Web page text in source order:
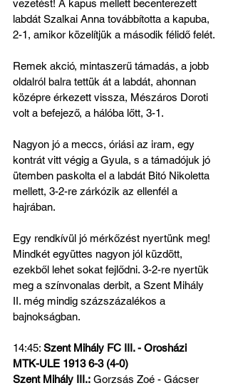
vezetést! A kapus mellett becenterezett
labdát Szalkai Anna továbbította a kapuba,
2-1, amikor közelítjük a második félidő felét.
Remek akció, mintaszerű támadás, a jobb
oldalról balra tettük át a labdát, ahonnan
középre érkezett vissza, Mészáros Doroti
volt a befejező, a hálóba lőtt, 3-1.
Nagyon jó a meccs, óriási az iram, egy
kontrát vitt végig a Gyula, s a támadójuk jó
ütemben paskolta el a labdát Bitó Nikoletta
mellett, 3-2-re zárkózik az ellenfél a
hajrában.
Egy rendkívül jó mérkőzést nyertünk meg!
Mindkét együttes nagyon jól küzdött,
ezekből lehet sokat fejlődni. 3-2-re nyertük
meg a színvonalas derbit, a Szent Mihály
II. még mindig százszázalékos a
bajnokságban.
14:45: Szent Mihály FC III. - Orosházi
MTK-ULE 1913 6-3 (4-0)
Szent Mihály III.: Gorzsás Zoé - Gácser